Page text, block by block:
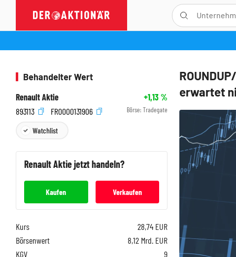
erwartet
Behandelter Wert
Renault Aktie
+1,13%
893113
FR0000131906 Börse: Tradegate
Watchlist
RenaultAktie jetzt handeln?
Kaufen Verkaufen
Kurs 28,74 EUR
Börsenwert
8,12 Mrd. EUR
KGV
9